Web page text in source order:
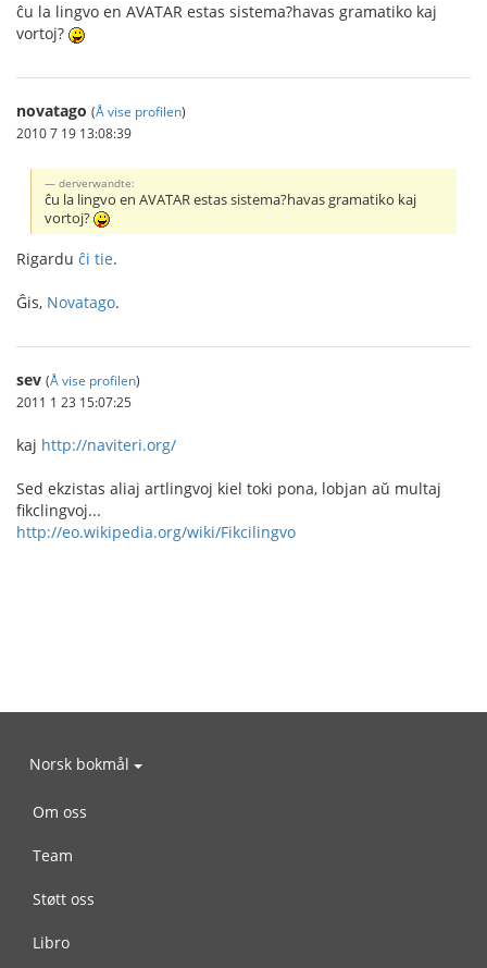
ĉu la lingvo en AVATAR estas sistema?havas gramatiko kaj
vortoj?
novatago (Å vise profilen)
2010 7 19 13:08:39
derverwandte:
ĉu la lingvo en AVATAR estas sistema?havas gramatiko kaj
vortoj?
Rigardu ĉi tie.
Ĝis, Novatago.
sev (Å vise profilen)
2011 1 23 15:07:25
kaj http://naviteri.org/
Sed ekzistas aliaj artlingvoj kiel toki pona, lobjan aŭ multaj
fikclingvoj...
http://eo.wikipedia.org/wiki/Fikcilingvo
Norsk bokmål
Om oss
Team
Støtt oss
Libro